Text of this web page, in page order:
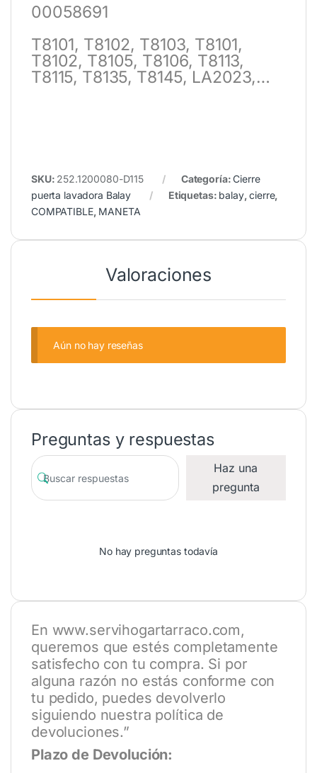
00058691
T8101, T8102, T8103, T8101,
T8102, T8105, T8106, T8113,
T8115, T8135, T8145, LA2023,…
SKU: 252.1200080-D115 Categoría:Cierre
puerta lavadora Balay
Etiquetas: balay,cierre,
COMPATIBLE, MANETA
Valoraciones
Aún no hay reseñas
Preguntas y respuestas
Haz una
pregunta
No hay preguntas todavía
En www.servihogartarraco.com,
queremos que estés completamente
satisfecho con tu compra. Si por
alguna razón no estás conforme con
tu pedido, puedes devolverlo
siguiendo nuestra política de
devoluciones.”
Plazo de Devolución: